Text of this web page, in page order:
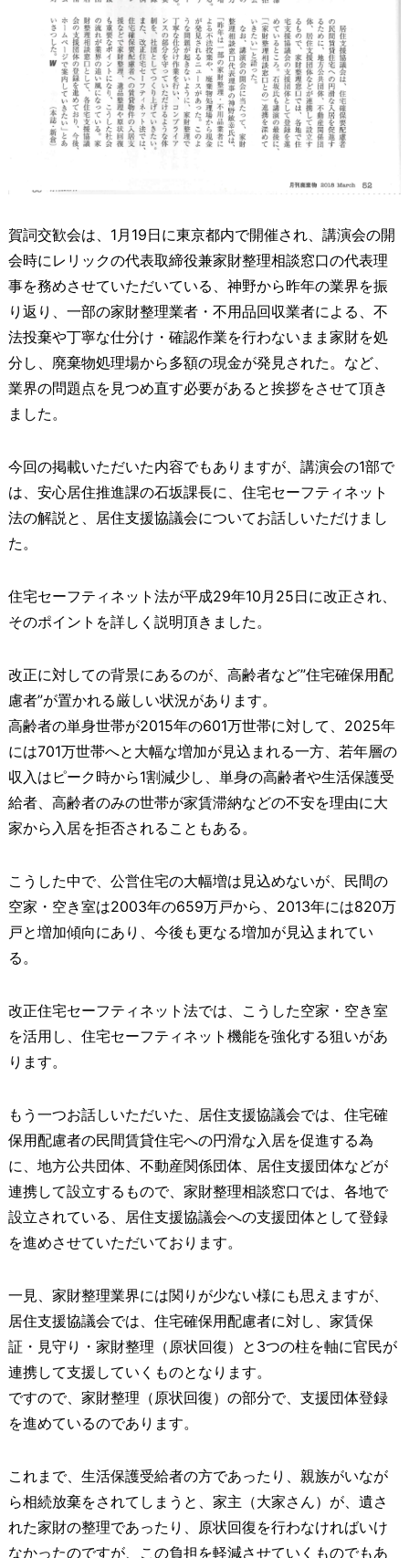
賀詞交歓会は、1月19日に東京都内で開催され、講演会の開
会時にレリックの代表取締役兼家財整理相談窓口の代表理
事を務めさせていただいている、神野から昨年の業界を振
り返り、一部の家財整理業者・不用品回収業者による、不
法投棄や丁寧な仕分け・確認作業を行わないまま家財を処
分し、廃棄物処理場から多額の現金が発見された。など、
業界の問題点を見つめ直す必要があると挨拶をさせて頂き
ました。
今回の掲載いただいた内容でもありますが、講演会の1部で
は、安心居住推進課の石坂課長に、住宅セーフティネット
法の解説と、居住支援協議会についてお話しいただけまし
た。
住宅セーフティネット法が平成29年10月25日に改正され、
そのポイントを詳しく説明頂きました。
改正に対しての背景にあるのが、高齢者など”住宅確保用配
慮者”が置かれる厳しい状況があります。
高齢者の単身世帯が2015年の601万世帯に対して、2025年
には701万世帯へと大幅な増加が見込まれる一方、若年層の
収入はピーク時から1割減少し、単身の高齢者や生活保護受
給者、高齢者のみの世帯が家賃滞納などの不安を理由に大
家から入居を拒否されることもある。
こうした中で、公営住宅の大幅増は見込めないが、民間の
空家・空き室は2003年の659万戸から、2013年には820万
戸と増加傾向にあり、今後も更なる増加が見込まれてい
る。
改正住宅セーフティネット法では、こうした空家・空き室
を活用し、住宅セーフティネット機能を強化する狙いがあ
ります。
もう一つお話しいただいた、居住支援協議会では、住宅確
保用配慮者の民間賃貸住宅への円滑な入居を促進する為
に、地方公共団体、不動産関係団体、居住支援団体などが
連携して設立するもので、家財整理相談窓口では、各地で
設立されている、居住支援協議会への支援団体として登録
を進めさせていただいております。
一見、家財整理業界には関りが少ない様にも思えますが、
居住支援協議会では、住宅確保用配慮者に対し、家賃保
証・見守り・家財整理（原状回復）と3つの柱を軸に官民が
連携して支援していくものとなります。
ですので、家財整理（原状回復）の部分で、支援団体登録
を進めているのであります。
これまで、生活保護受給者の方であったり、親族がいなが
ら相続放棄をされてしまうと、家主（大家さん）が、遺さ
れた家財の整理であったり、原状回復を行わなければいけ
なかったのですが、この負担を軽減させていくものでもあ